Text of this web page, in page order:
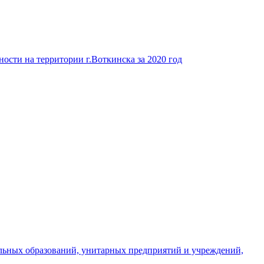
на территории г.Воткинска за 2020 год
образований, унитарных предприятий и учреждений,